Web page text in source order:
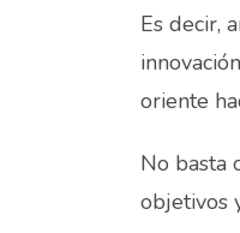
Es decir,
oriente
No basta
objetivos